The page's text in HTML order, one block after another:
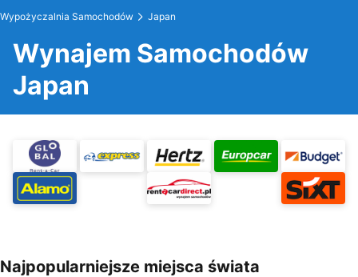
Wypożyczalnia Samochodów Japan
Wynajem Samochodów
Japan
Najpopularniejsze miejsca świata